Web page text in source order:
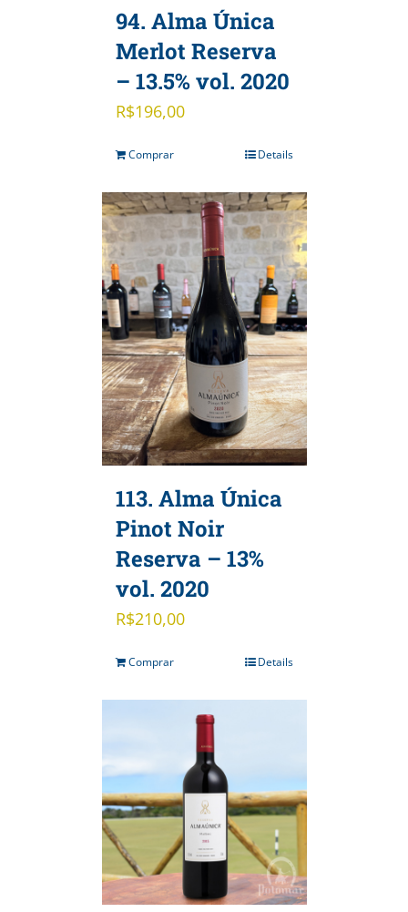
94. Alma Única
Merlot Reserva
– 13.5% vol. 2020
R$196,00
Comprar Details
113. Alma Única
Pinot Noir
Reserva – 13%
vol. 2020
R$210,00
Comprar Details